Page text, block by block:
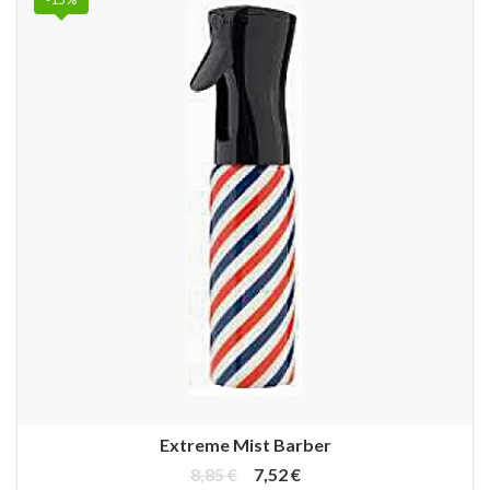
Extreme Mist Barber
8,85 €
7,52 €